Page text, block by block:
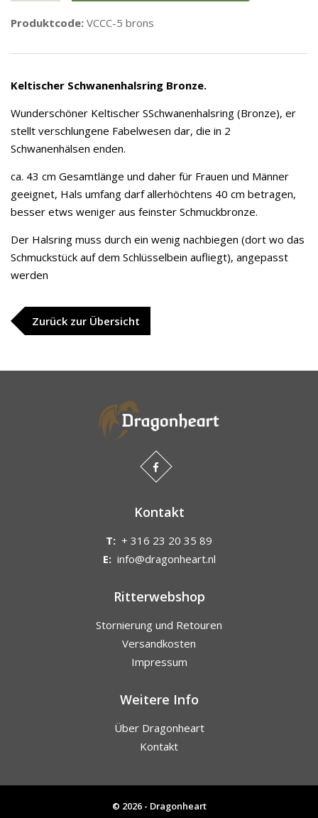
Produktcode: VCCC-5 brons
Keltischer Schwanenhalsring Bronze.
Wunderschöner Keltischer SSchwanenhalsring (Bronze), er
stellt verschlungene Fabelwesen dar, die in 2
Schwanenhälsen enden.
ca. 43 cm Gesamtlänge und daher für Frauen und Männer
geeignet, Hals umfang darf allerhöchtens 40 cm betragen,
besser etws weniger aus feinster Schmuckbronze.
Der Halsring muss durch ein wenig nachbiegen (dort wo das
Schmuckstück auf dem Schlüsselbein aufliegt), angepasst
werden
Zurück zur Übersicht
Kontakt
T: + 316 23 20 35 89
E: info@dragonheart.nl
Ritterwebshop
Stornierung und Retouren
Versandkosten
Impressum
Weitere Info
Über Dragonheart
Kontakt
© 2026 - Dragonheart